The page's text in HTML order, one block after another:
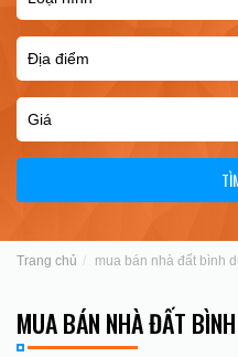
Trang chủ mua bán nhà đất bình
MUA BÁN NHÀ ĐẤT